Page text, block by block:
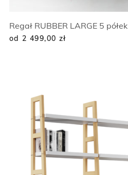
Regał RUBBER LARGE 5 półek
od 2 499,00 zł